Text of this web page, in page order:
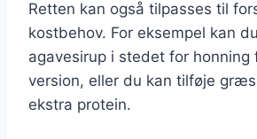
Retten kan også tilpasses til
kostbehov. For eksempel kan
agavesirup i stedet for honning
version, eller du kan tilføje
ekstra protein.